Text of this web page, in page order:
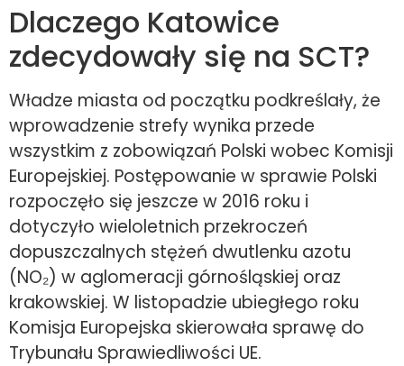
Dlaczego Katowice
zdecydowały się na SCT?
Władze miasta od początku podkreślały, że
wprowadzenie strefy wynika przede
wszystkim z zobowiązań Polski wobec Komisji
Europejskiej. Postępowanie w sprawie Polski
rozpoczęło się jeszcze w 2016 roku i
dotyczyło wieloletnich przekroczeń
dopuszczalnych stężeń dwutlenku azotu
(NO₂) w aglomeracji górnośląskiej oraz
krakowskiej. W listopadzie ubiegłego roku
Komisja Europejska skierowała sprawę do
Trybunału Sprawiedliwości UE.